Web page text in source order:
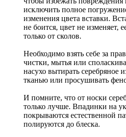
исключить полное
изменения цвета вставки.
не боится, цвет не изменяет,
только от сколов.
Необходимо взять себе за
чистки, мытья или
насухо вытирать серебряное
тканью или просушивать
И помните, что от носки
только лучше. Впадинки на
покрываются естественной
полируются до блеска.